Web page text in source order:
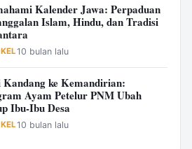
Kalender Jawa: Perpaduan
Islam, Hindu, dan Tradisi
10 bulan lalu
ke Kemandirian:
Ayam Petelur PNM Ubah
Ibu-Ibu Desa
10 bulan lalu